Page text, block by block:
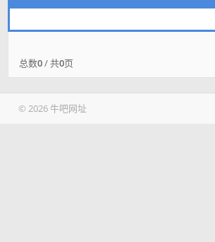
总数0/ 共0页
© 2026 牛吧网址